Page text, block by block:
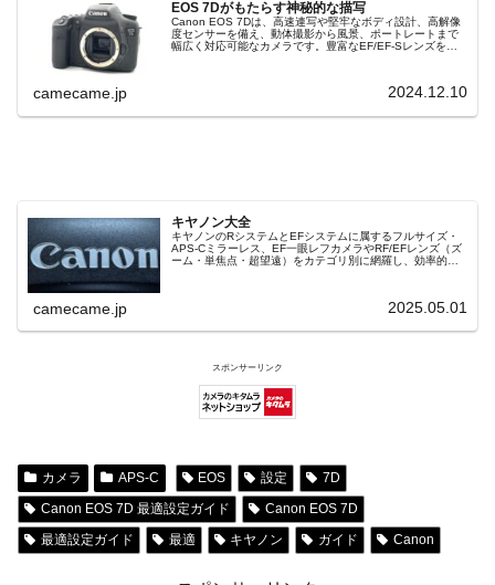
EOS 7Dがもたらす神秘的な描写
Canon EOS 7Dは、高速連写や堅牢なボディ設計、高解像
度センサーを備え、動体撮影から風景、ポートレートまで
幅広く対応可能なカメラです。豊富なEF/EF-Sレンズを活
camecame.jp 2024.12.10
キヤノン大全
キヤノンのRシステムとEFシステムに属するフルサイズ・
APS-Cミラーレス、EF一眼レフカメラやRF/EFレンズ（ズ
ーム・単焦点・超望遠）をカテゴリ別に網羅し、効率的に
camecame.jp 2025.05.01
スポンサーリンク
カメラ APS-C EOS 設定
7D
Canon EOS 7D 最適設定ガイド
Canon EOS 7D
最適設定ガイド
最適 キヤノン ガイド Canon